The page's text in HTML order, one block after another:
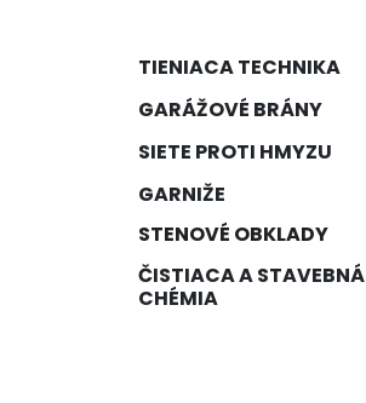
TIENIACA TECHNIKA
GARÁŽOVÉ BRÁNY
SIETE PROTI HMYZU
GARNIŽE
STENOVÉ OBKLADY
ČISTIACA A STAVEBNÁ
CHÉMIA